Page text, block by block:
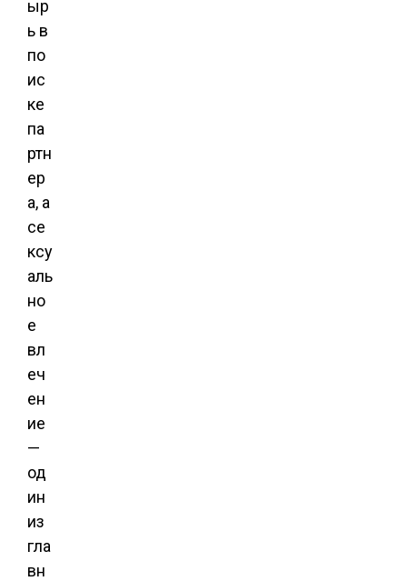
ыр
ь в
по
ис
ке
па
ртн
ер
а, а
се
ксу
аль
но
е
вл
еч
ен
ие
—
од
ин
из
гла
вн